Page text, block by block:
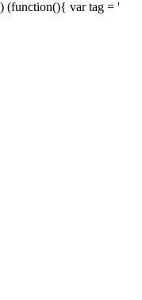
) (function(){ var tag = '